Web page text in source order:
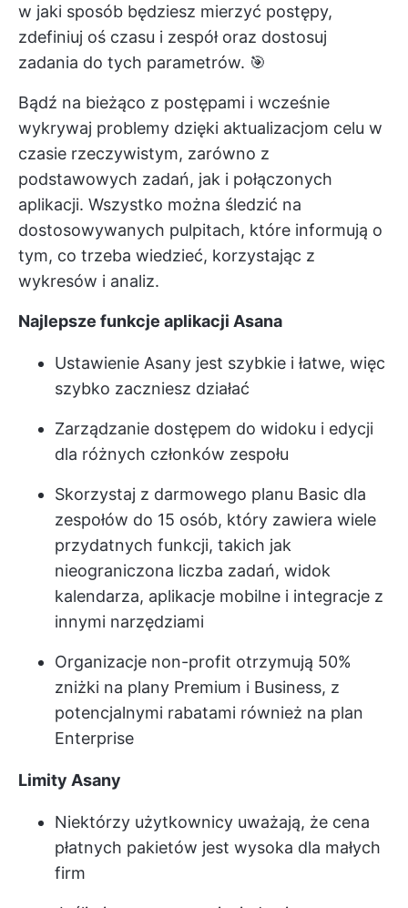
w jaki sposób będziesz mierzyć postępy,
zdefiniuj oś czasu i zespół oraz dostosuj
zadania do tych parametrów. 🎯
Bądź na bieżąco z postępami i wcześnie
wykrywaj problemy dzięki aktualizacjom celu w
czasie rzeczywistym, zarówno z
podstawowych zadań, jak i połączonych
aplikacji. Wszystko można śledzić na
dostosowywanych pulpitach, które informują o
tym, co trzeba wiedzieć, korzystając z
wykresów i analiz.
Najlepsze funkcje aplikacji Asana
Ustawienie Asany jest szybkie i łatwe, więc
szybko zaczniesz działać
Zarządzanie dostępem do widoku i edycji
dla różnych członków zespołu
Skorzystaj z darmowego planu Basic dla
zespołów do 15 osób, który zawiera wiele
przydatnych funkcji, takich jak
nieograniczona liczba zadań, widok
kalendarza, aplikacje mobilne i integracje z
innymi narzędziami
Organizacje non-profit otrzymują 50%
zniżki na plany Premium i Business, z
potencjalnymi rabatami również na plan
Enterprise
Limity Asany
Niektórzy użytkownicy uważają, że cena
płatnych pakietów jest wysoka dla małych
firm